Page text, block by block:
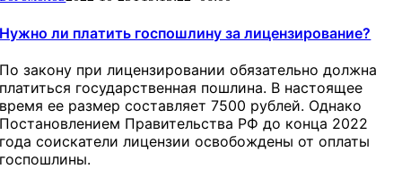
Нужно ли платить госпошлину за лицензирование?
По закону при лицензировании обязательно должна
платиться государственная пошлина. В настоящее
время ее размер составляет 7500 рублей. Однако
Постановлением Правительства РФ до конца 2022
года соискатели лицензии освобождены от оплаты
госпошлины.